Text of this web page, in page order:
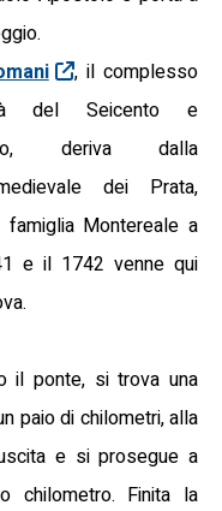
, il complesso
del Seicento e
deriva dalla
dei Prata,
Montereale a
e il 1742 venne qui
il ponte, si trova una
paio di chilometri, alla
e si prosegue a
chilometro. Finita la